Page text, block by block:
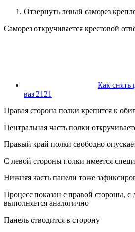
Отвернуть левый саморез
Саморез откручивается крестовой
Как снять
ваз 2121
Правая сторона полки крепится к
Центральная часть полки
Правый край полки свободно
С левой стороны полки имеется
Нижняя часть панели тоже
Процесс показан с правой стороны, с
выполняется аналогично
Панель отводится в сторону